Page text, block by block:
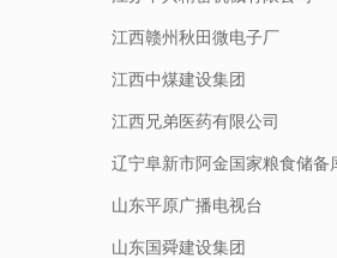
江西赣州秋田微电子厂
江西中煤建设集团
江西兄弟医药有限公司
辽宁阜新市阿金国家粮食储备
山东平原广播电视台
山东国舜建设集团